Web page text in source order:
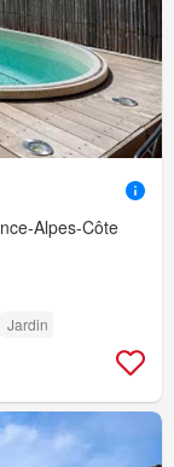
Alpes-Côte
Jardin